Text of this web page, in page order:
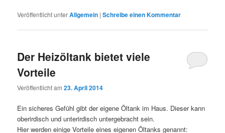
Veröffentlicht unterAllgemein |Schreibe einen Kommentar
Der Heizöltank bietet viele
Vorteile
Veröffentlicht am23. April 2014
Ein sicheres Gefühl gibt der eigene Öltank im Haus. Dieser kann
oberirdisch und unterirdisch untergebracht sein.
Hier werden einige Vorteile eines eigenen Öltanks genannt: